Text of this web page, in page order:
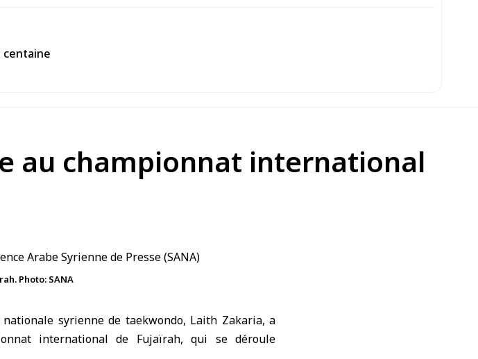
centaine
au championnat international
Photo: SANA
syrienne de taekwondo, Laith Zakaria, a
international de Fujaïrah, qui se déroule